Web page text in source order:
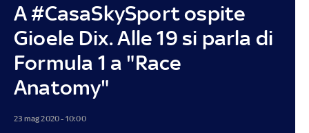
A #CasaSkySport ospite
Gioele Dix. Alle 19 si parla di
Formula 1 a "Race
Anatomy"
23 mag 2020 - 10:00